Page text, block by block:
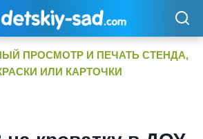
ПРОСМОТР И ПЕЧАТЬ СТЕНДА,
ИЛИ КАРТОЧКИ